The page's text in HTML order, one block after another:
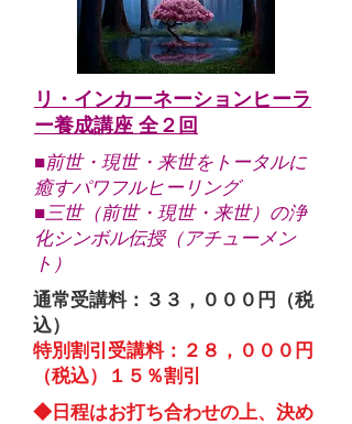
リ・インカーネーションヒーラ
ー養成講座 全２回
■前世・現世・来世をトータルに
癒すパワフルヒーリング
■三世（前世・現世・来世）の浄
化シンボル伝授（アチューメン
ト）
通常受講料：３３，０００円（税
込）
特別割引受講料：２８，０００円
（税込）１５％割引
◆日程はお打ち合わせの上、決め